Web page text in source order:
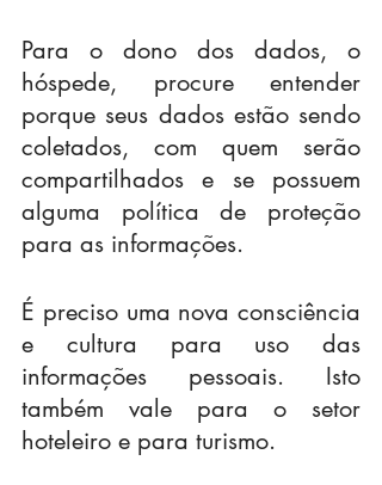
Para o dono dos dados, o
hóspede, procure entender
porque seus dados estão sendo
coletados, com quem serão
compartilhados e se possuem
alguma política de proteção
para as informações.
É preciso uma nova consciência
e cultura para uso das
informações pessoais. Isto
também vale para o setor
hoteleiro e para turismo.